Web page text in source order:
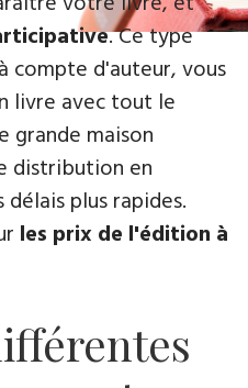
. Ce type
compte d'auteur, vous
livre avec tout le
grande maison
distribution en
plus rapides.
les prix de l'édition à